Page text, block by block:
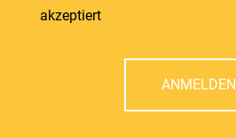
akzeptiert
ANMELDEN